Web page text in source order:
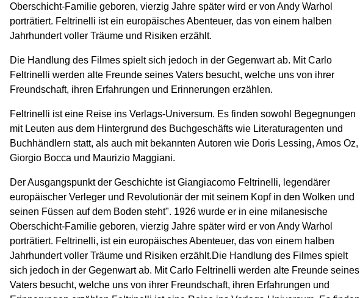
Oberschicht-Familie geboren, vierzig Jahre später wird er von Andy Warhol
porträtiert. Feltrinelli ist ein europäisches Abenteuer, das von einem halben
Jahrhundert voller Träume und Risiken erzählt.
Die Handlung des Filmes spielt sich jedoch in der Gegenwart ab. Mit Carlo
Feltrinelli werden alte Freunde seines Vaters besucht, welche uns von ihrer
Freundschaft, ihren Erfahrungen und Erinnerungen erzählen.
Feltrinelli ist eine Reise ins Verlags-Universum. Es finden sowohl Begegnungen
mit Leuten aus dem Hintergrund des Buchgeschäfts wie Literaturagenten und
Buchhändlern statt, als auch mit bekannten Autoren wie Doris Lessing, Amos Oz,
Giorgio Bocca und Maurizio Maggiani.
Der Ausgangspunkt der Geschichte ist Giangiacomo Feltrinelli, legendärer
europäischer Verleger und Revolutionär der mit seinem Kopf in den Wolken und
seinen Füssen auf dem Boden steht". 1926 wurde er in eine milanesische
Oberschicht-Familie geboren, vierzig Jahre später wird er von Andy Warhol
porträtiert. Feltrinelli, ist ein europäisches Abenteuer, das von einem halben
Jahrhundert voller Träume und Risiken erzählt.Die Handlung des Filmes spielt
sich jedoch in der Gegenwart ab. Mit Carlo Feltrinelli werden alte Freunde seines
Vaters besucht, welche uns von ihrer Freundschaft, ihren Erfahrungen und